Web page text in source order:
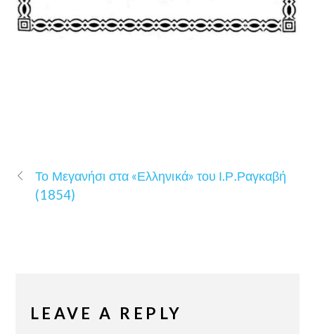
Το Μεγανήσι στα «Ελληνικά» του Ι.Ρ.Ραγκαβή
(1854)
LEAVE A REPLY